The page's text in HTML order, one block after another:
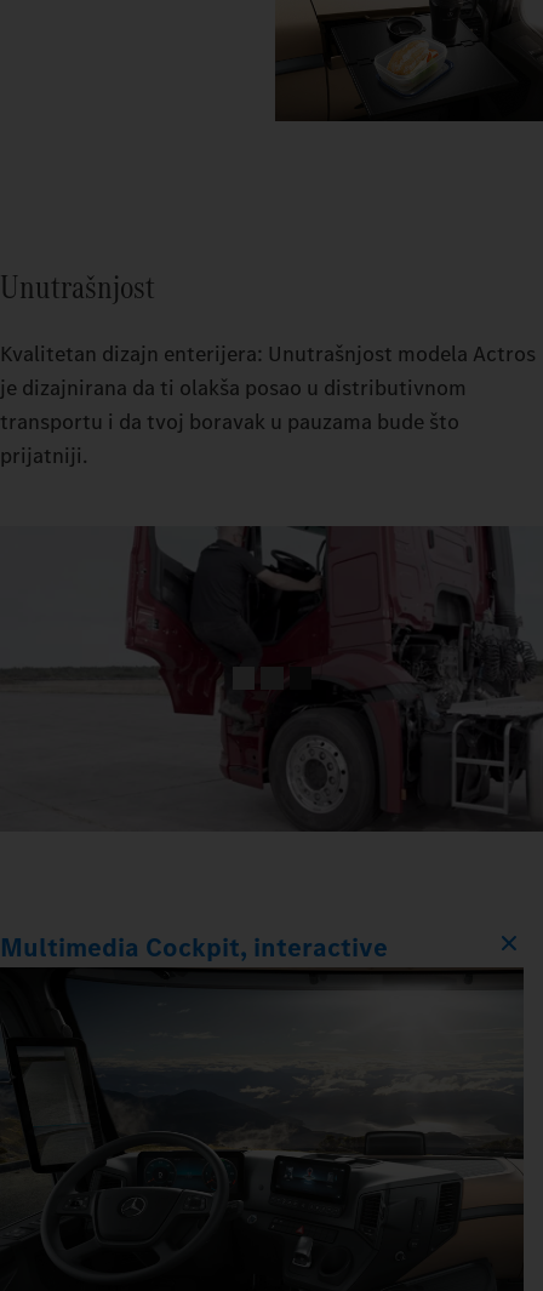
Unutrašnjost
Kvalitetan dizajn enterijera: Unutrašnjost modela Actros
je dizajnirana da ti olakša posao u distributivnom
transportu i da tvoj boravak u pauzama bude što
prijatniji.
Multimedia Cockpit, interactive